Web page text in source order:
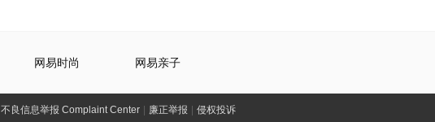
网易时尚 网易亲子
不良信息举报 Complaint Center 廉正举报 侵权投诉